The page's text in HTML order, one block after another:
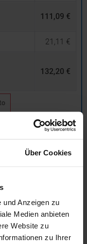
Über Cookies
und Anzeigen zu
Medien anbieten
Website zu
zu Ihrer
111,09 €
21,11 €
132,20 €
Werktage